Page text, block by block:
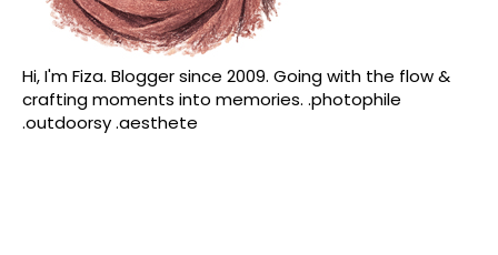
Hi, I'm Fiza. Blogger since 2009. Going with the flow &
crafting moments into memories. .photophile
.outdoorsy .aesthete